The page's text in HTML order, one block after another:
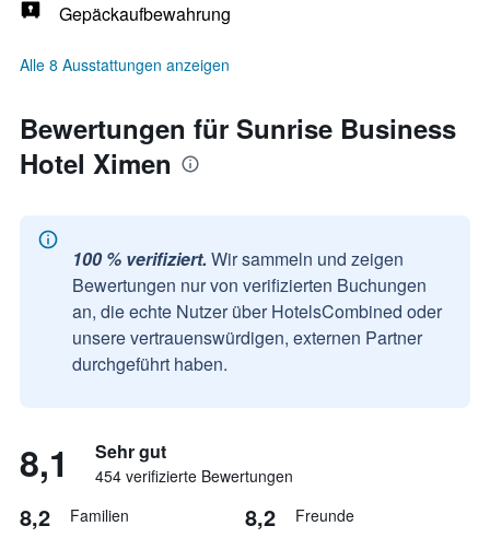
Gepäckaufbewahrung
Alle 8 Ausstattungen anzeigen
Bewertungen für Sunrise Business
Hotel Ximen
100 % verifiziert. Wir sammeln und zeigen
Bewertungen nur von verifizierten Buchungen
an, die echte Nutzer über HotelsCombined oder
unsere vertrauenswürdigen, externen Partner
durchgeführt haben.
8,1 Sehr gut
454 verifizierte Bewertungen
8,2 Familien 8,2 Freunde